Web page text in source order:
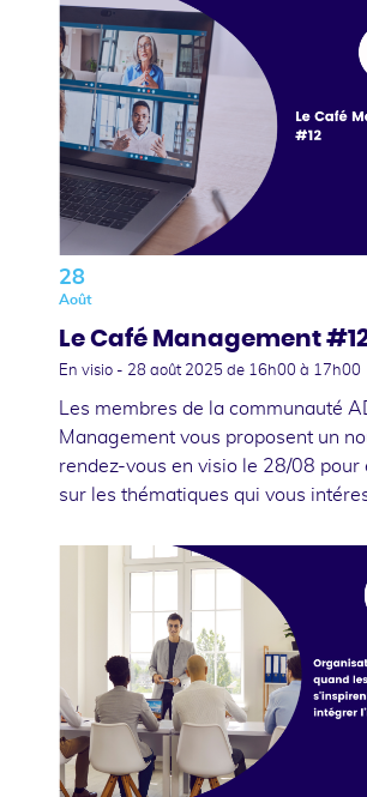
28
Août
Le Café Management
En visio - 28 août 2025 de 16h00 à 17h00
Les membres de la communauté
Management vous proposent un
rendez-vous en visio le 28/08 pour
sur les thématiques qui vous